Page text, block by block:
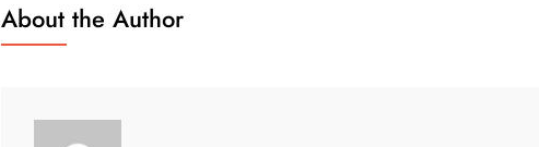
About the Author